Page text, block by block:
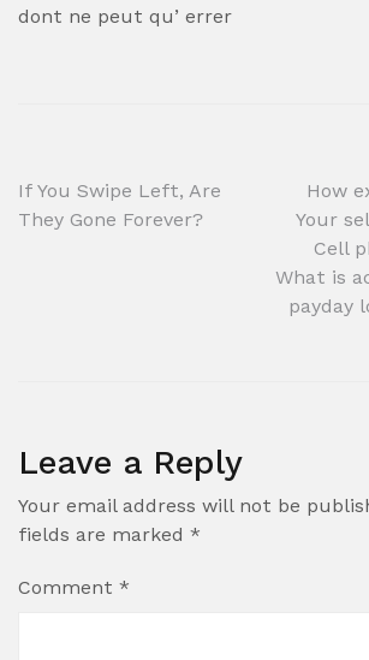
dont ne peut qu’ errer
Post
navigation
If You Swipe Left, Are
They Gone Forever?
How
Your
Cell
What is
payday
Leave a Reply
Your email address will not be
fields are marked *
Comment *